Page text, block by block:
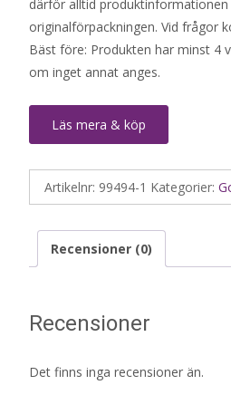
därför alltid produktinformationen
originalförpackningen. Vid frågor
Bäst före: Produkten har minst 4
om inget annat anges.
Läs mera & köp
Artikelnr: 99494-1 Kategorier:
Recensioner (0)
Recensioner
Det finns inga recensioner än.